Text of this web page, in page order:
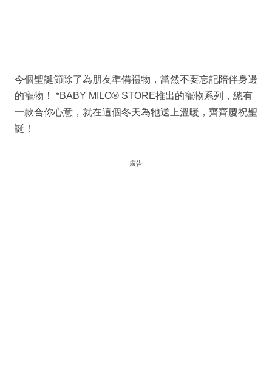
今個聖誕節除了為朋友準備禮物，當然不要忘記陪伴身邊
的寵物！ *BABY MILO® STORE推出的寵物系列，總有
一款合你心意，就在這個冬天為牠送上溫暖，齊齊慶祝聖
誕！
廣告